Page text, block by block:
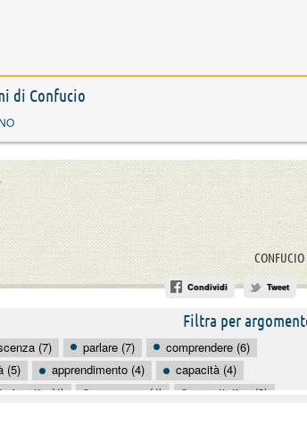
di Confucio
CONFUCIO
Condividi Tweet
Filtra per
(7) parlare (7)
comprendere (6)
(5) apprendimento (4)
capacità (4)
rispetto (4) successo (4)
aspettative (3)